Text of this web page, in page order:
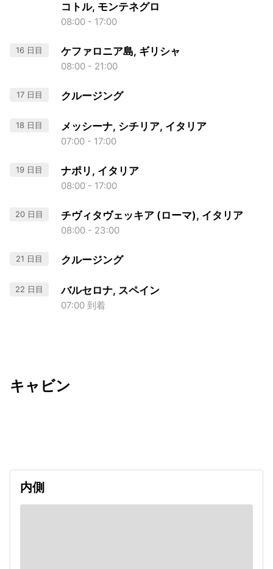
コトル, モンテネグロ
08:00 - 17:00
16 日目 ケファロニア島, ギリシャ
08:00 - 21:00
17 日目 クルージング
18 日目 メッシーナ, シチリア, イタリア
07:00 - 17:00
19 日目 ナポリ, イタリア
08:00 - 17:00
20 日目 チヴィタヴェッキア (ローマ), イタリア
08:00 - 23:00
21 日目 クルージング
22 日目 バルセロナ, スペイン
07:00 到着
キャビン
内側